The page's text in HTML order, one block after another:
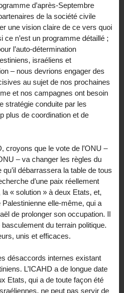
d’après-Septembre
de la société civile
une vision claire de ce vers quoi
ce n’est un programme détaillé ;
l’auto-détermination
israéliens et
– nous devrions engager des
au sujet de nos prochaines
et nos campagnes ont besoin
stratégie conduite par les
plus de coordination et de
croyons que le vote de l’ONU –
– va changer les règles du
débarrassera la table de tous
d’une paix réellement
« solution » à deux Etats, et,
elle-même, qui a
de prolonger son occupation. Il
du terrain politique.
unis et efficaces.
désaccords internes existant
L’ICAHD a de longue date
Etats, qui a de toute façon été
ne peut pas servir de